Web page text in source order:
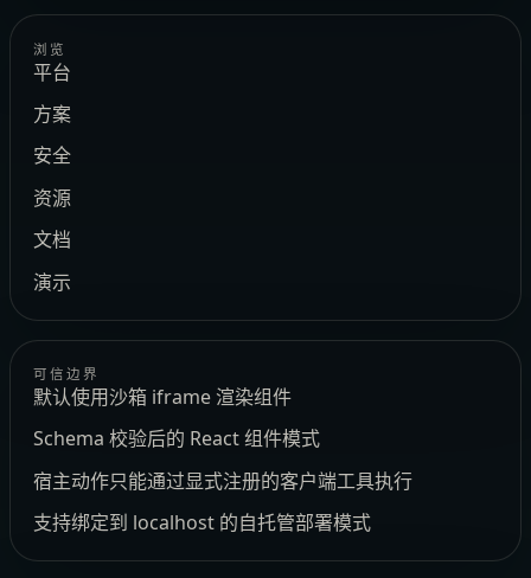
浏览
平台
方案
安全
资源
文档
演示
可信边界
默认使用沙箱 iframe 渲染组件
Schema 校验后的 React 组件模式
宿主动作只能通过显式注册的客户端工具执行
支持绑定到 localhost 的自托管部署模式